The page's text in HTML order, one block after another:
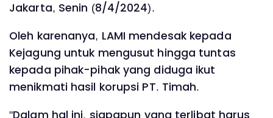
Jakarta, Senin (8/4/2024).
Oleh karenanya, LAMI mendesak kepada
Kejagung untuk mengusut hingga tuntas
kepada pihak-pihak yang diduga ikut
menikmati hasil korupsi PT. Timah.
"Dalam hal ini, siapapun yang terlibat harus